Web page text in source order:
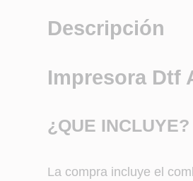
Descripción
Impresora Dtf
¿QUE INCLUYE?
La compra incluye el